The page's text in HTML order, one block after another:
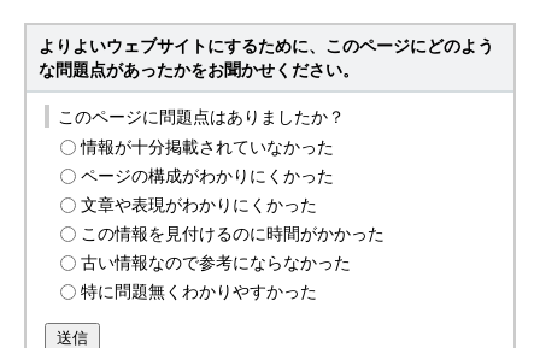
よりよいウェブサイトにするために、このページにどのよう
な問題点があったかをお聞かせください。
このページに問題点はありましたか？
情報が十分掲載されていなかった
ページの構成がわかりにくかった
文章や表現がわかりにくかった
この情報を見付けるのに時間がかかった
古い情報なので参考にならなかった
特に問題無くわかりやすかった
送信